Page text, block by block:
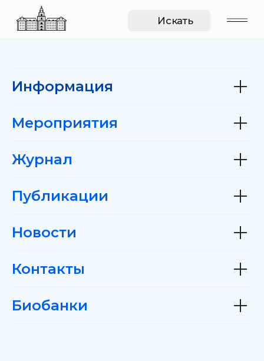
Информация
Мероприятия
Журнал
Публикации
Новости
Контакты
Биобанки